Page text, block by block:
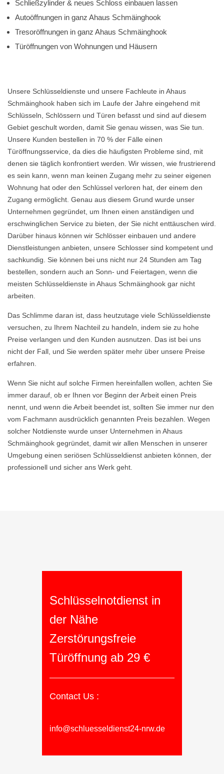
Schließzylinder & neues Schloss einbauen lassen
Autoöffnungen in ganz Ahaus Schmäinghook
Tresoröffnungen in ganz Ahaus Schmäinghook
Türöffnungen von Wohnungen und Häusern
Unsere Schlüsseldienste und unsere Fachleute in Ahaus
Schmäinghook haben sich im Laufe der Jahre eingehend mit
Schlüsseln, Schlössern und Türen befasst und sind auf diesem
Gebiet geschult worden, damit Sie genau wissen, was Sie tun.
Unsere Kunden bestellen in 70 % der Fälle einen
Türöffnungsservice, da dies die häufigsten Probleme sind, mit
denen sie täglich konfrontiert werden. Wir wissen, wie frustrierend
es sein kann, wenn man keinen Zugang mehr zu seiner eigenen
Wohnung hat oder den Schlüssel verloren hat, der einem den
Zugang ermöglicht. Genau aus diesem Grund wurde unser
Unternehmen gegründet, um Ihnen einen anständigen und
erschwinglichen Service zu bieten, der Sie nicht enttäuschen wird.
Darüber hinaus können wir Schlösser einbauen und andere
Dienstleistungen anbieten, unsere Schlosser sind kompetent und
sachkundig. Sie können bei uns nicht nur 24 Stunden am Tag
bestellen, sondern auch an Sonn- und Feiertagen, wenn die
meisten Schlüsseldienste in Ahaus Schmäinghook gar nicht
arbeiten.
Das Schlimme daran ist, dass heutzutage viele Schlüsseldienste
versuchen, zu Ihrem Nachteil zu handeln, indem sie zu hohe
Preise verlangen und den Kunden ausnutzen. Das ist bei uns
nicht der Fall, und Sie werden später mehr über unsere Preise
erfahren.
Wenn Sie nicht auf solche Firmen hereinfallen wollen, achten Sie
immer darauf, ob er Ihnen vor Beginn der Arbeit einen Preis
nennt, und wenn die Arbeit beendet ist, sollten Sie immer nur den
vom Fachmann ausdrücklich genannten Preis bezahlen. Wegen
solcher Notdienste wurde unser Unternehmen in Ahaus
Schmäinghook gegründet, damit wir allen Menschen in unserer
Umgebung einen seriösen Schlüsseldienst anbieten können, der
professionell und sicher ans Werk geht.
Schlüsselnotdienst in
der Nähe
Zerstörungsfreie
Türöffnung ab 29 €
Contact Us :
info@schluesseldienst24-nrw.de